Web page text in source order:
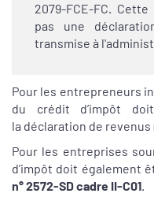
2079-FCE-FC.
pas une
transmise à
Pour les entrepreneurs
du crédit d’impôt
la déclaration de revenus
Pour les entreprises
d’impôt doit également
n° 2572-SD cadre II-C01.